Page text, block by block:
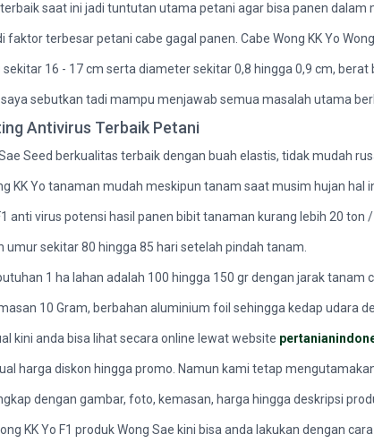
saat ini jadi tuntutan utama petani agar bisa panen dalam
faktor terbesar petani cabe gagal panen. Cabe Wong KK Yo
16 - 17 cm serta diameter sekitar 0,8 hingga 0,9 cm, berat
saya sebutkan tadi mampu menjawab semua masalah utama
Antivirus Terbaik Petani
Seed berkualitas terbaik dengan buah elastis, tidak mudah
KK Yo tanaman mudah meskipun tanam saat musim hujan hal
anti virus potensi hasil panen bibit tanaman kurang lebih 20 ton /
sekitar 80 hingga 85 hari setelah pindah tanam.
1 ha lahan adalah 100 hingga 150 gr dengan jarak tanam
10 Gram, berbahan aluminium foil sehingga kedap udara
kini anda bisa lihat secara online lewat website
harga diskon hingga promo. Namun kami tetap
dengan gambar, foto, kemasan, harga hingga deskripsi
KK Yo F1 produk Wong Sae kini bisa anda lakukan dengan